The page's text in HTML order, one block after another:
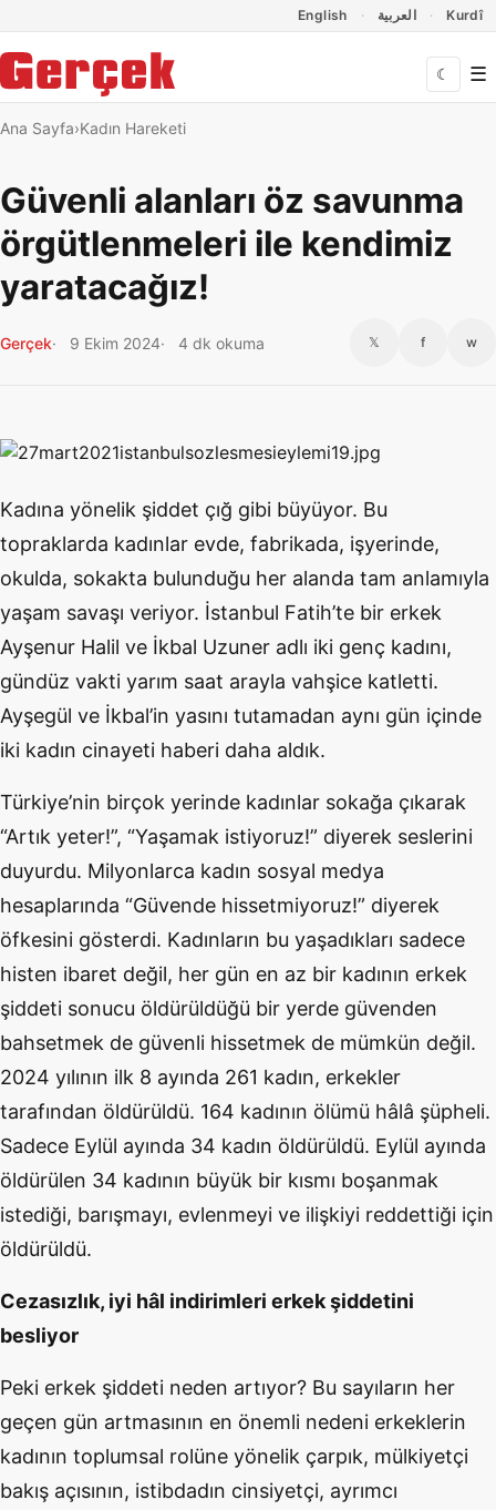
English العربية Kurdî
☾ ☰
Ana Sayfa Kadın Hareketi
Güvenli alanları öz savunma
örgütlenmeleri ile kendimiz
yaratacağız!
Gerçek 9 Ekim 2024 4 dk okuma 𝕏 f w
Kadına yönelik şiddet çığ gibi büyüyor. Bu
topraklarda kadınlar evde, fabrikada, işyerinde,
okulda, sokakta bulunduğu her alanda tam anlamıyla
yaşam savaşı veriyor. İstanbul Fatih’te bir erkek
Ayşenur Halil ve İkbal Uzuner adlı iki genç kadını,
gündüz vakti yarım saat arayla vahşice katletti.
Ayşegül ve İkbal’in yasını tutamadan aynı gün içinde
iki kadın cinayeti haberi daha aldık.
Türkiye’nin birçok yerinde kadınlar sokağa çıkarak
“Artık yeter!”, “Yaşamak istiyoruz!” diyerek seslerini
duyurdu. Milyonlarca kadın sosyal medya
hesaplarında “Güvende hissetmiyoruz!” diyerek
öfkesini gösterdi. Kadınların bu yaşadıkları sadece
histen ibaret değil, her gün en az bir kadının erkek
şiddeti sonucu öldürüldüğü bir yerde güvenden
bahsetmek de güvenli hissetmek de mümkün değil.
2024 yılının ilk 8 ayında 261 kadın, erkekler
tarafından öldürüldü. 164 kadının ölümü hâlâ şüpheli.
Sadece Eylül ayında 34 kadın öldürüldü. Eylül ayında
öldürülen 34 kadının büyük bir kısmı boşanmak
istediği, barışmayı, evlenmeyi ve ilişkiyi reddettiği için
öldürüldü.
Cezasızlık, iyi hâl indirimleri erkek şiddetini
besliyor
Peki erkek şiddeti neden artıyor? Bu sayıların her
geçen gün artmasının en önemli nedeni erkeklerin
kadının toplumsal rolüne yönelik çarpık, mülkiyetçi
bakış açısının, istibdadın cinsiyetçi, ayrımcı